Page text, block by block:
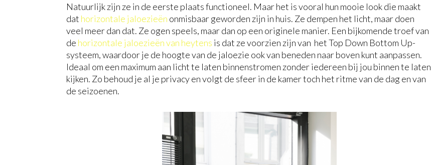
Natuurlijk zijn ze in de eerste plaats functioneel. Maar het is vooral hun mooie look die maakt
dat horizontale jaloezieën onmisbaar geworden zijn in huis. Ze dempen het licht, maar doen
veel meer dan dat. Ze ogen speels, maar dan op een originele manier. Een bijkomende troef van
de horizontale jaloezieën van heytens is dat ze voorzien zijn van het Top Down Bottom Up-
systeem, waardoor je de hoogte van de jaloezie ook van beneden naar boven kunt aanpassen.
Ideaal om een maximum aan licht te laten binnenstromen zonder iedereen bij jou binnen te laten
kijken. Zo behoud je al je privacy en volgt de sfeer in de kamer toch het ritme van de dag en van
de seizoenen.